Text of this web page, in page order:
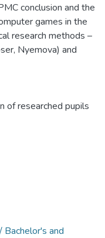
conclusion and the
games in the
research methods –
Nyemova) and
of researched pupils
Bachelor's and